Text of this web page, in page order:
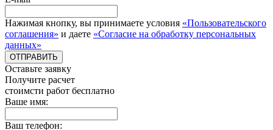
Нажимая кнопку, вы принимаете условия «Пользовательского
соглашения» и даете «Согласие на обработку персональных
данных»
ОТПРАВИТЬ
Оставьте заявку
Получите расчет
стоимcти работ бесплатно
Ваше имя:
Ваш телефон: